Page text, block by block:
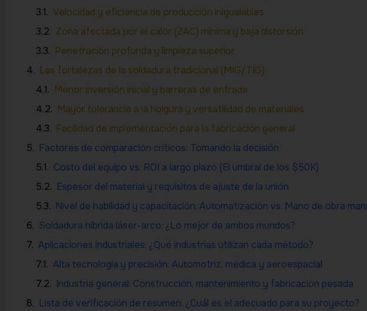
Velocidad y eficiencia de producción inigualables
Zona afectada por el calor (ZAC) mínima y baja distorsión
Penetración profunda y limpieza superior
Las fortalezas de la soldadura tradicional (MIG/TIG)
Menor inversión inicial y barreras de entrada
Mayor tolerancia a la holgura y versatilidad de materiales
Facilidad de implementación para la fabricación general
Factores de comparación críticos: Tomando la decisión
Costo del equipo vs. ROI a largo plazo (El umbral de los $50K)
Espesor del material y requisitos de ajuste de la unión
Nivel de habilidad y capacitación: Automatización vs. Mano de obra
Soldadura híbrida láser-arco: ¿Lo mejor de ambos mundos?
Aplicaciones industriales: ¿Qué industrias utilizan cada método?
Alta tecnología y precisión: Automotriz, médica y aeroespacial
Industria general: Construcción, mantenimiento y fabricación pesada
Lista de verificación de resumen: ¿Cuál es el adecuado para su proyecto?